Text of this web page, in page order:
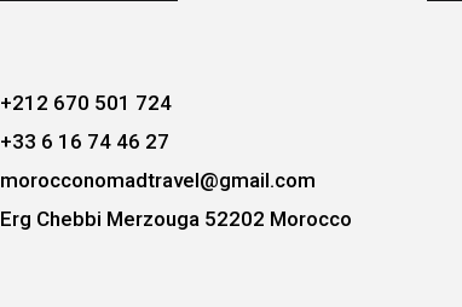
+212 670 501 724
+33 6 16 74 46 27
morocconomadtravel@gmail.com
Erg Chebbi Merzouga 52202 Morocco